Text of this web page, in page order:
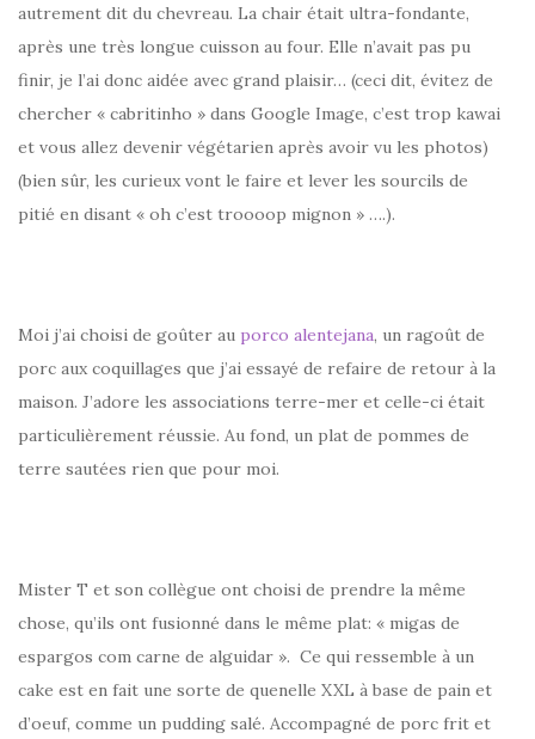
autrement dit du chevreau. La chair était ultra-fondante,
après une très longue cuisson au four. Elle n’avait pas pu
finir, je l’ai donc aidée avec grand plaisir… (ceci dit, évitez de
chercher « cabritinho » dans Google Image, c’est trop kawai
et vous allez devenir végétarien après avoir vu les photos)
(bien sûr, les curieux vont le faire et lever les sourcils de
pitié en disant « oh c’est troooop mignon » ….).
Moi j’ai choisi de goûter au porco alentejana, un ragoût de
porc aux coquillages que j’ai essayé de refaire de retour à la
maison. J’adore les associations terre-mer et celle-ci était
particulièrement réussie. Au fond, un plat de pommes de
terre sautées rien que pour moi.
Mister T et son collègue ont choisi de prendre la même
chose, qu’ils ont fusionné dans le même plat: « migas de
espargos com carne de alguidar ». Ce qui ressemble à un
cake est en fait une sorte de quenelle XXL à base de pain et
d’oeuf, comme un pudding salé. Accompagné de porc frit et